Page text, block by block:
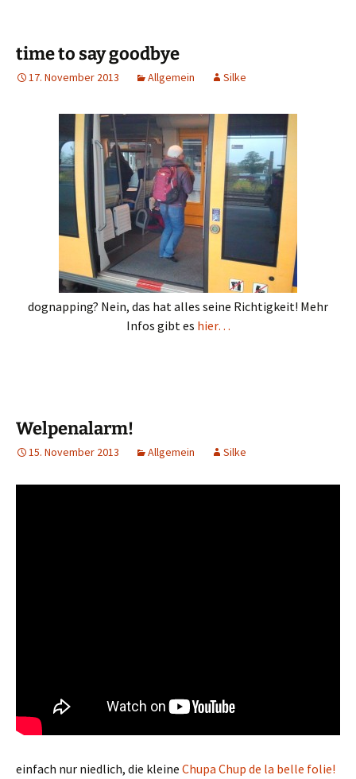
time to say goodbye
17. November 2013 Allgemein Silke
dognapping? Nein, das hat alles seine Richtigkeit! Mehr
Infos gibt es hier…
Welpenalarm!
15. November 2013 Allgemein Silke
einfach nur niedlich, die kleine Chupa Chup de la belle folie!